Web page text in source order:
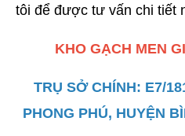
tôi để được tư vấn chi tiết
KHO GẠCH MEN
TRỤ SỞ CHÍNH: E7/
PHONG PHÚ, HUYỆN